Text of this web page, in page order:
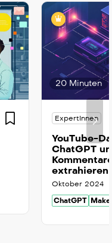
20 Minuten
ExpertInnen
YouTube-
ChatGPT
extrahieren
Oktober 2024
ChatGPT
Make